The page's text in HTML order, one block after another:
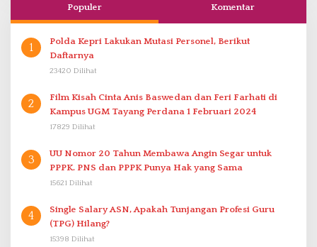
Populer Komentar
1
Polda Kepri Lakukan Mutasi Personel, Berikut
Daftarnya
23420 Dilihat
2
Film Kisah Cinta Anis Baswedan dan Feri Farhati di
Kampus UGM Tayang Perdana 1 Februari 2024
17829 Dilihat
3
UU Nomor 20 Tahun Membawa Angin Segar untuk
PPPK. PNS dan PPPK Punya Hak yang Sama
15621 Dilihat
4
Single Salary ASN, Apakah Tunjangan Profesi Guru
(TPG) Hilang?
15398 Dilihat